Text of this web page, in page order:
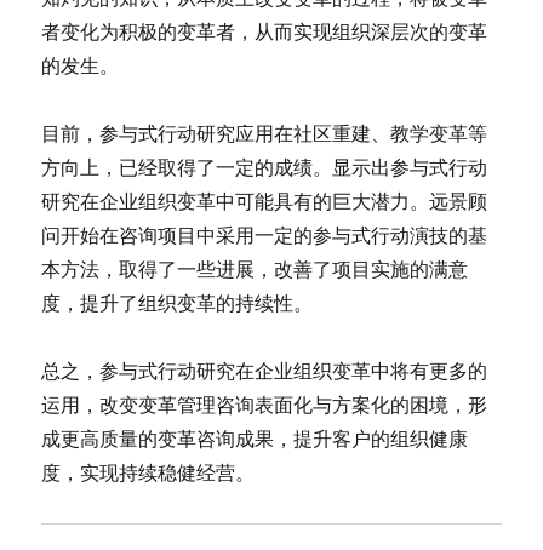
者变化为积极的变革者，从而实现组织深层次的变革
的发生。
目前，参与式行动研究应用在社区重建、教学变革等
方向上，已经取得了一定的成绩。显示出参与式行动
研究在企业组织变革中可能具有的巨大潜力。远景顾
问开始在咨询项目中采用一定的参与式行动演技的基
本方法，取得了一些进展，改善了项目实施的满意
度，提升了组织变革的持续性。
总之，参与式行动研究在企业组织变革中将有更多的
运用，改变变革管理咨询表面化与方案化的困境，形
成更高质量的变革咨询成果，提升客户的组织健康
度，实现持续稳健经营。